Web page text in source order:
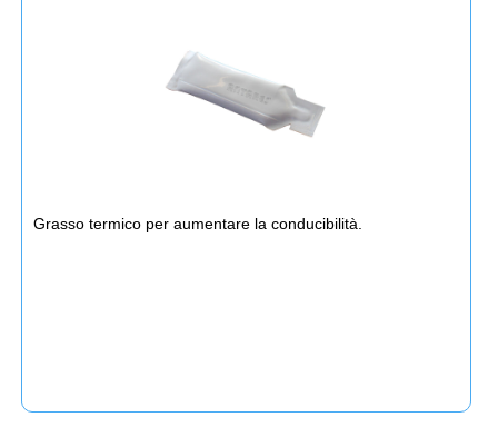
Grasso termico per aumentare la conducibilità.